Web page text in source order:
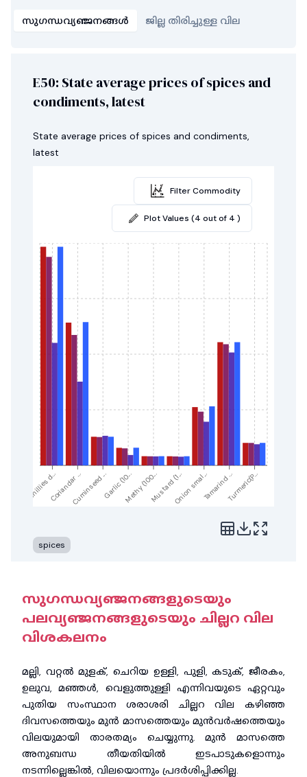
സുഗന്ധവ്യഞ്ജനങ്ങൾ ജില്ല തിരിച്ചുള്ള വില
E50: State average prices of spices and
condiments, latest
State average prices of spices and condiments,
latest
Filter Commodity
Plot Values (4 out of 4 )
Chillies d...Coriandar ...Cuminseed ...Garlic (10...Methy (100...Mustard (1...Onion smal...Tamarind ...Turmeric(P...
spices
സുഗന്ധവ്യഞ്ജനങ്ങളുടെയും
പലവ്യഞ്ജനങ്ങളുടെയും ചില്ലറ വില
വിശകലനം
മല്ലി, വറ്റൽ മുളക്, ചെറിയ ഉള്ളി, പുളി, കടുക്, ജീരകം,
ഉലുവ, മഞ്ഞൾ, വെളുത്തുള്ളി എന്നിവയുടെ ഏറ്റവും
പുതിയ സംസ്ഥാന ശരാശരി ചില്ലറ വില കഴിഞ്ഞ
ദിവസത്തെയും മുൻ മാസത്തെയും മുൻവർഷത്തെയും
വിലയുമായി താരതമ്യം ചെയ്യുന്നു. മുൻ മാസത്തെ
അനുബന്ധ തീയതിയിൽ ഇടപാടുകളൊന്നും
നടന്നില്ലെങ്കിൽ, വിലയൊന്നും പ്രദർശിപ്പിക്കില്ല.